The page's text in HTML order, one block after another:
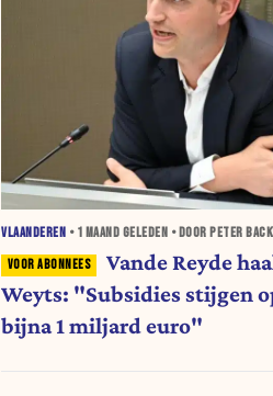
VLAANDEREN • 1 MAAND GELEDEN • DOOR PETER
Vande Reyde
Weyts: "Subsidies stijgen
bijna 1 miljard euro"